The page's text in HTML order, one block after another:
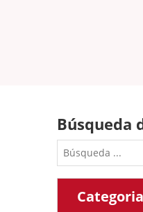
Búsqueda